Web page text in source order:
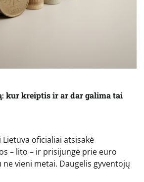
kur kreiptis ir ar dar galima tai
oficialiai atsisakė
– lito – ir prisijungė prie euro
vieni metai. Daugelis gyventojų